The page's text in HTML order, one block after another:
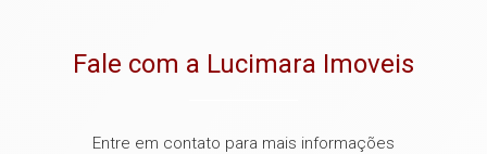
Fale com a Lucimara Imoveis
Entre em contato para mais informações